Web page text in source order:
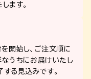
ます。
を開始し、ご注文順に
うちにお届けいたし
る見込みです。